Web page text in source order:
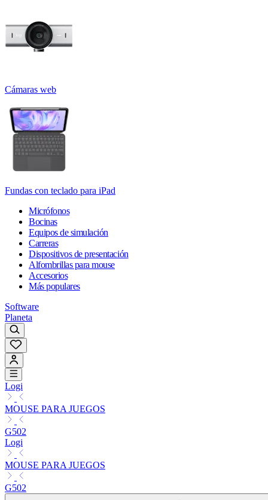
Cámaras web
Fundas con teclado para iPad
Micrófonos
Bocinas
Equipos de simulación
Carreras
Dispositivos de presentación
Alfombrillas para mouse
Accesorios
Más populares
Software
Planeta
Logi
MOUSE PARA JUEGOS
G502
Logi
MOUSE PARA JUEGOS
G502